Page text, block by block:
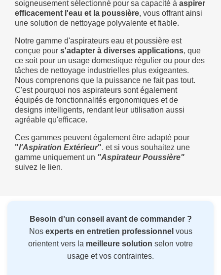
soigneusement sélectionné pour sa capacité à aspirer
efficacement l'eau et la poussière, vous offrant ainsi
une solution de nettoyage polyvalente et fiable.
Notre gamme d'aspirateurs eau et poussière est
conçue pour s'adapter à diverses applications, que
ce soit pour un usage domestique régulier ou pour des
tâches de nettoyage industrielles plus exigeantes.
Nous comprenons que la puissance ne fait pas tout.
C'est pourquoi nos aspirateurs sont également
équipés de fonctionnalités ergonomiques et de
designs intelligents, rendant leur utilisation aussi
agréable qu'efficace.
Ces gammes peuvent également être adapté pour
"l'Aspiration Extérieur". et si vous souhaitez une
gamme uniquement un "Aspirateur Poussière"
suivez le lien.
Besoin d’un conseil avant de commander ?
Nos experts en entretien professionnel vous
orientent vers la meilleure solution selon votre
usage et vos contraintes.